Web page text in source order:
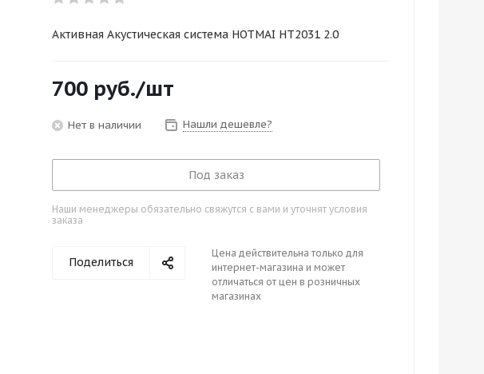
Активная Акустическая система HOTMAI HT2031 2.0
700 руб./шт
Нет в наличии Нашли дешевле?
Под заказ
Наши менеджеры обязательно свяжутся с вами и уточнят условия
заказа
Поделиться
Цена действительна только для
интернет-магазина и может
отличаться от цен в розничных
магазинах